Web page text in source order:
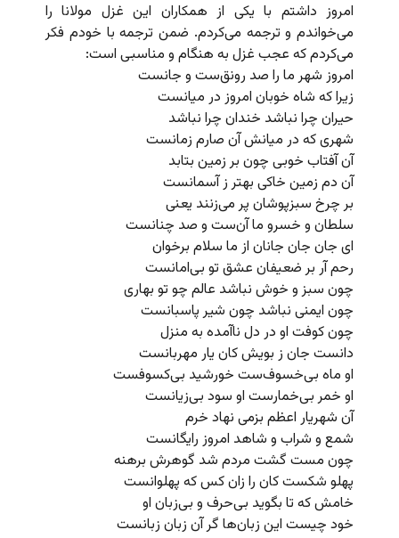
امروز داشتم با یکی از همکاران این غزل مولانا را
می‌خواندم و ترجمه می‌کردم. ضمن ترجمه با خودم فکر
می‌کردم که عجب غزل به هنگام و مناسبی است:
امروز شهر ما را صد رونق‌ست و جانست
زیرا که شاه خوبان امروز در میانست
حیران چرا نباشد خندان چرا نباشد
شهری که در میانش آن صارم زمانست
آن آفتاب خوبی چون بر زمین بتابد
آن دم زمین خاکی بهتر ز آسمانست
بر چرخ سبزپوشان پر می‌زنند یعنی
سلطان و خسرو ما آن‌ست و صد چنانست
ای جان جان جانان از ما سلام برخوان
رحم آر بر ضعیفان عشق تو بی‌امانست
چون سبز و خوش نباشد عالم چو تو بهاری
چون ایمنی نباشد چون شیر پاسبانست
چون کوفت او در دل ناآمده به منزل
دانست جان ز بویش کان یار مهربانست
او ماه بی‌خسوف‌ست خورشید بی‌کسوفست
او خمر بی‌خمارست او سود بی‌زیانست
آن شهریار اعظم بزمی نهاد خرم
شمع و شراب و شاهد امروز رایگانست
چون مست گشت مردم شد گوهرش برهنه
پهلو شکست کان را زان کس که پهلوانست
خامش که تا بگوید بی‌حرف و بی‌زبان او
خود چیست این زبان‌ها گر آن زبان زبانست